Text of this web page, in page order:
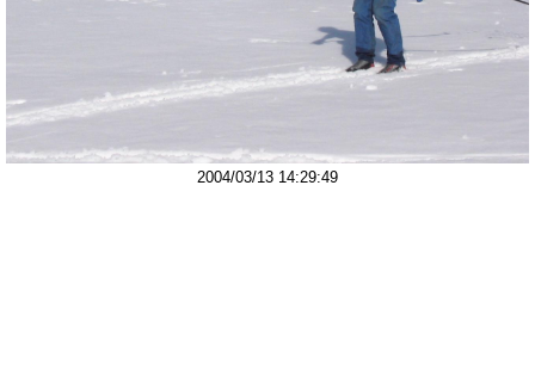
2004/03/13 14:29:49